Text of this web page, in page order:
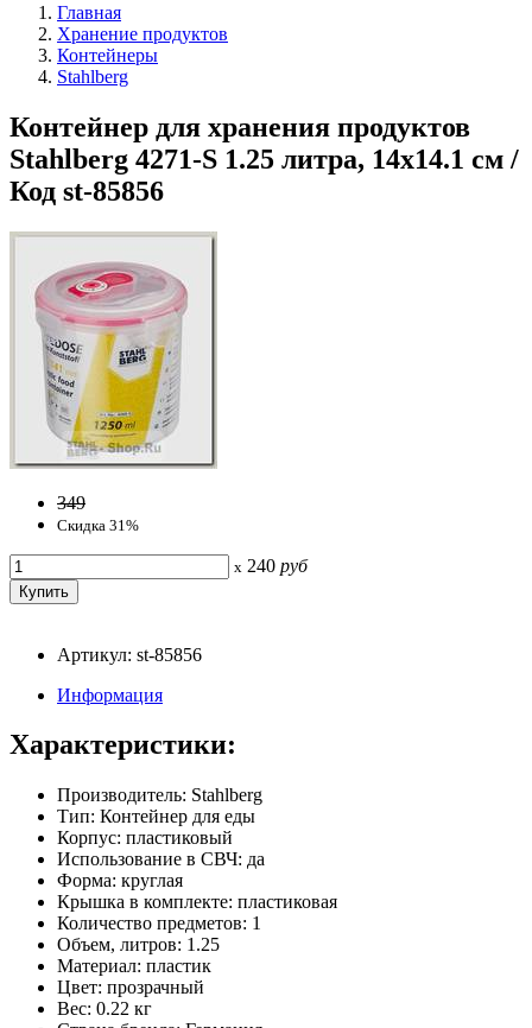
Главная
Хранение продуктов
Контейнеры
Stahlberg
Контейнер для хранения продуктов
Stahlberg 4271-S 1.25 литра, 14х14.1 см /
Код st-85856
349
Скидка 31%
x 240 руб
Артикул: st-85856
Информация
Характеристики:
Производитель: Stahlberg
Тип: Контейнер для еды
Корпус: пластиковый
Использование в СВЧ: да
Форма: круглая
Крышка в комплекте: пластиковая
Количество предметов: 1
Объем, литров: 1.25
Материал: пластик
Цвет: прозрачный
Вес: 0.22 кг